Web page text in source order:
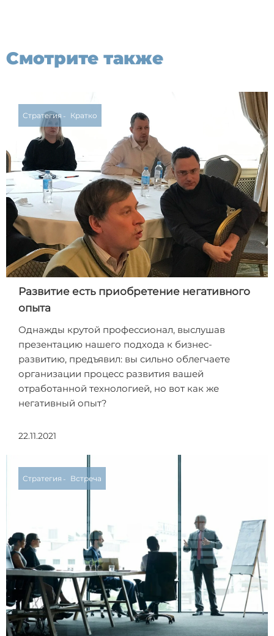
Смотрите также
Стратегия Кратко
Развитие есть приобретение негативного
опыта
Однажды крутой профессионал, выслушав
презентацию нашего подхода к бизнес-
развитию, предъявил: вы сильно облегчаете
организации процесс развития вашей
отработанной технологией, но вот как же
негативный опыт?
22.11.2021
Стратегия Встреча